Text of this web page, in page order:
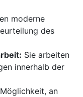
moderne
des
Sie arbeiten
innerhalb der
an